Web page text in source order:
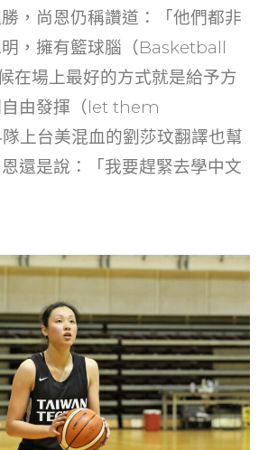
，尚恩仍稱讚道：「他們都非
，擁有籃球腦（Basketball
在場上最好的方式就是給予方
自由發揮（let them
上台美混血的劉莎玟翻譯也幫
還是說：「我要趕緊去學中文